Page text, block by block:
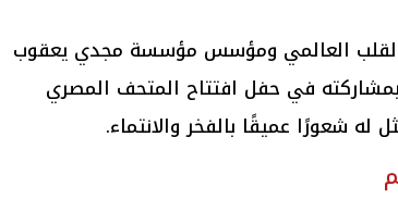
القلب العالمي ومؤسس مؤسسة مجدي يعقوب
بمشاركته في حفل افتتاح المتحف المصري
له شعورًا عميقًا بالفخر والانتماء.